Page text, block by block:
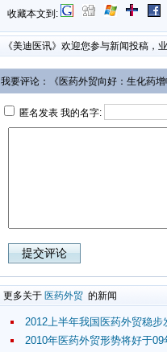
收藏本文到:
《美迪医讯》欢迎您参与新闻投稿，
我要评论：《医药外贸向好：生化药增
匿名发表 我的名字:
更多关于 医药外贸 的新闻
2012上半年我国医药外贸稳步
2010年医药外贸形势将好于09